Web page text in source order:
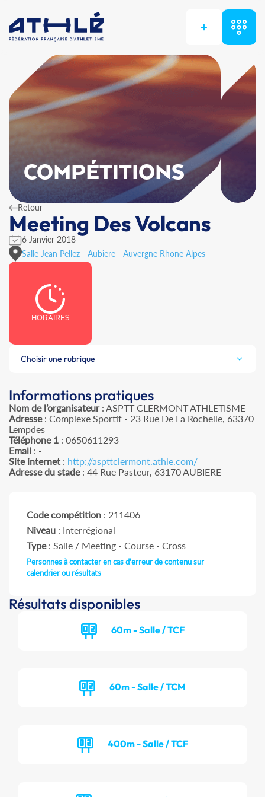
+
COMPÉTITIONS
Retour
Meeting Des Volcans
6 Janvier 2018
Salle Jean Pellez - Aubiere - Auvergne Rhone Alpes
HORAIRES
Choisir une rubrique
Informations pratiques
Nom de l’organisateur: ASPTT CLERMONT ATHLETISME
Adresse: Complexe Sportif - 23 Rue De La Rochelle, 63370
Lempdes
Téléphone 1 : 0650611293
Email : -
Site internet : http://aspttclermont.athle.com/
Adresse du stade: 44 Rue Pasteur, 63170 AUBIERE
Code compétition : 211406
Niveau : Interrégional
Type: Salle / Meeting - Course - Cross
Personnes à contacter en cas d'erreur de contenu sur
calendrier ou résultats
Résultats disponibles
60m - Salle / TCF
60m - Salle / TCM
400m - Salle / TCF